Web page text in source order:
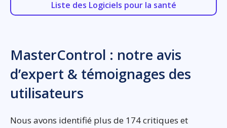
Liste des Logiciels pour la santé
MasterControl : notre avis
d’expert & témoignages des
utilisateurs
Nous avons identifié plus de 174 critiques et